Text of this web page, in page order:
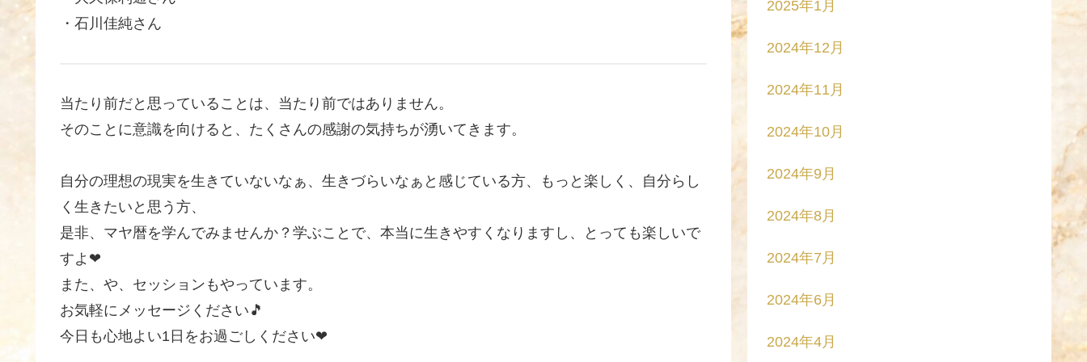
・石川佳純さん
当たり前だと思っていることは、当たり前ではありません。
そのことに意識を向けると、たくさんの感謝の気持ちが湧いてきます。
自分の理想の現実を生きていないなぁ、生きづらいなぁと感じている方、もっと楽しく、自分らし
く生きたいと思う方、
是非、マヤ暦を学んでみませんか？学ぶことで、本当に生きやすくなりますし、とっても楽しいで
すよ❤
また、や、セッションもやっています。
お気軽にメッセージください🎵
今日も心地よい1日をお過ごしください❤
2025年1月
2024年12月
2024年11月
2024年10月
2024年9月
2024年8月
2024年7月
2024年6月
2024年4月